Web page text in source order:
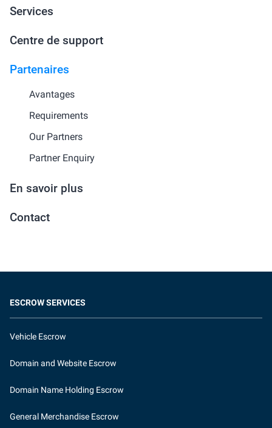
Services
Centre de support
Partenaires
Avantages
Requirements
Our Partners
Partner Enquiry
En savoir plus
Contact
ESCROW SERVICES
Vehicle Escrow
Domain and Website Escrow
Domain Name Holding Escrow
General Merchandise Escrow